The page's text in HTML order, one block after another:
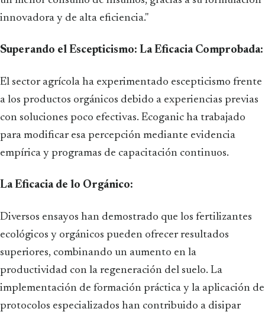
innovadora y de alta eficiencia."
Superando el Escepticismo: La Eficacia Comprobada:
El sector agrícola ha experimentado escepticismo frente
a los productos orgánicos debido a experiencias previas
con soluciones poco efectivas. Ecoganic ha trabajado
para modificar esa percepción mediante evidencia
empírica y programas de capacitación continuos.
La Eficacia de lo Orgánico:
Diversos ensayos han demostrado que los fertilizantes
ecológicos y orgánicos pueden ofrecer resultados
superiores, combinando un aumento en la
productividad con la regeneración del suelo. La
implementación de formación práctica y la aplicación de
protocolos especializados han contribuido a disipar